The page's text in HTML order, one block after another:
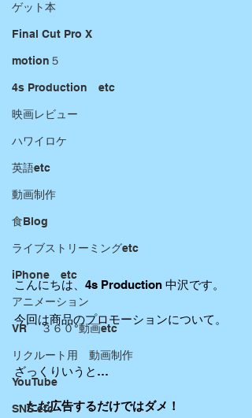
ゲット本
Final Cut Pro X
motion５
4s Production etc
映画レビュー
ハワイロケ
英語etc
動画制作
食Blog
ライブストリーミングetc
iPhone etc
アニメーション
VR ３６０°動画etc
リクルート用 動画制作
YouTube
SNS etc
こんにちは、4s Production 中沢です。
今回は商品のプロモーションについて。
ざっくりいうと…
・ただ広告するだけではダメ！